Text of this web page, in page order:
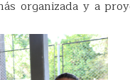
organizada y a